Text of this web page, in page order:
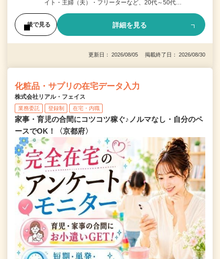
イト・主婦（夫）・フリーターなど、20代～50代…
後で見る 詳細を見る
更新日： 2026/08/05 掲載終了日： 2026/08/30
化粧品・サプリの在宅データ入力
株式会社リアル・フェイス
業務委託 登録制 在宅・内職
家事・育児の合間にコツコツ稼ぐ♪ノルマなし・自分のペ
ースでOK！〈京都府〉